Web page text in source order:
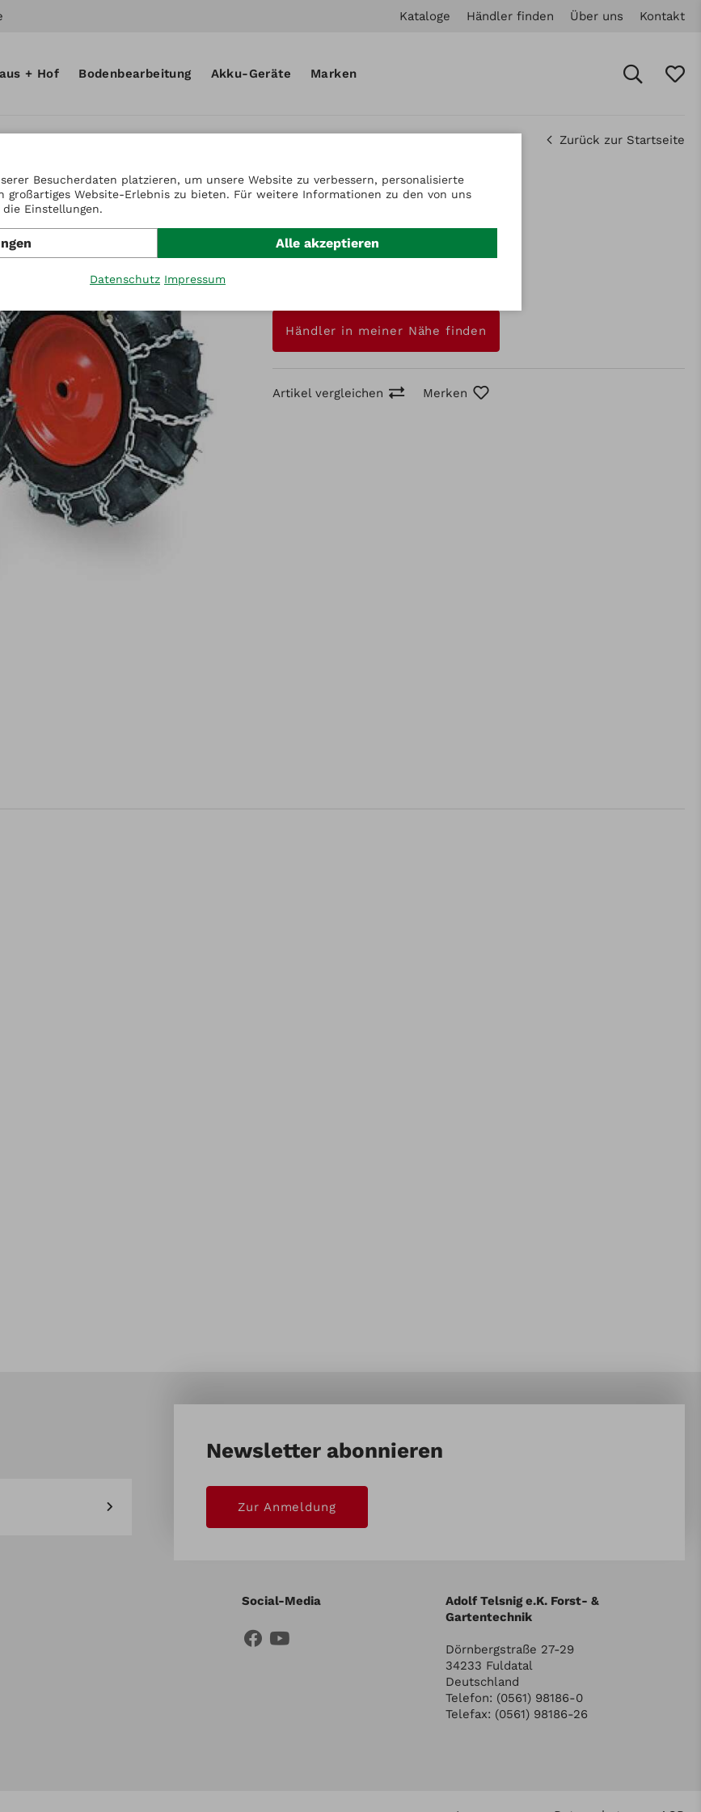
Kataloge Händler finden Über uns Kontakt
+ Hof Bodenbearbeitung Akku-Geräte Marken
Zurück zur Startseite
Schneeketten
4,00x10 ( = 12351410 )
Händler in meiner Nähe finden
Artikel vergleichen Merken
Newsletter abonnieren
Zur Anmeldung
Social-Media
Adolf Telsnig e.K. Forst- &
Gartentechnik
Dörnbergstraße 27-29
34233 Fuldatal
Deutschland
Telefon: (0561) 98186-0
Telefax: (0561) 98186-26
Besucherdaten platzieren, um unsere Website zu verbessern, personalisierte
großartiges Website-Erlebnis zu bieten. Für weitere Informationen zu den von uns
Einstellungen.
Alle akzeptieren
Datenschutz Impressum